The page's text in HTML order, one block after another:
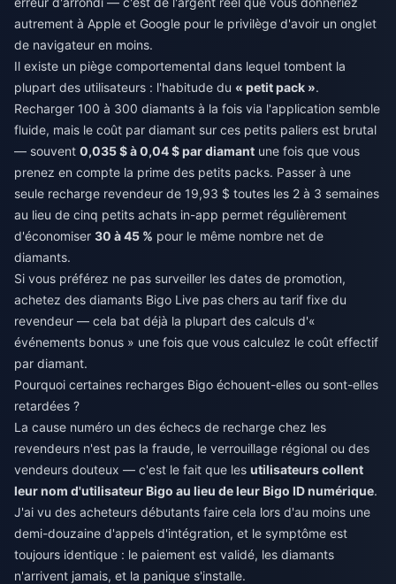
autrement à Apple et Google pour le privilège d'avoir un onglet
de navigateur en moins.
Il existe un piège comportemental dans lequel tombent la
plupart des utilisateurs : l'habitude du « petit pack ».
Recharger 100 à 300 diamants à la fois via l'application semble
fluide, mais le coût par diamant sur ces petits paliers est brutal
— souvent 0,035 $ à 0,04 $ par diamant une fois que vous
prenez en compte la prime des petits packs. Passer à une
seule recharge revendeur de 19,93 $ toutes les 2 à 3 semaines
au lieu de cinq petits achats in-app permet régulièrement
d'économiser 30 à 45 % pour le même nombre net de
diamants.
Si vous préférez ne pas surveiller les dates de promotion,
achetez des diamants Bigo Live pas chers au tarif fixe du
revendeur — cela bat déjà la plupart des calculs d'«
événements bonus » une fois que vous calculez le coût effectif
par diamant.
Pourquoi certaines recharges Bigo échouent-elles ou sont-elles
retardées ?
La cause numéro un des échecs de recharge chez les
revendeurs n'est pas la fraude, le verrouillage régional ou des
vendeurs douteux — c'est le fait que les utilisateurs collent
leur nom d'utilisateur Bigo au lieu de leur Bigo ID numérique.
J'ai vu des acheteurs débutants faire cela lors d'au moins une
demi-douzaine d'appels d'intégration, et le symptôme est
toujours identique : le paiement est validé, les diamants
n'arrivent jamais, et la panique s'installe.